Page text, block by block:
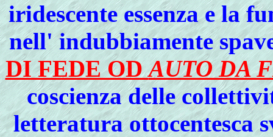
iridescente essenza e la
nell' indubbiamente
DI FEDE ODAUTO DA
coscienza delle
letteratura ottocentesca